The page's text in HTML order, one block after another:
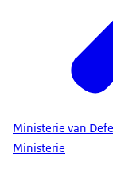
Ministerie van
Ministerie